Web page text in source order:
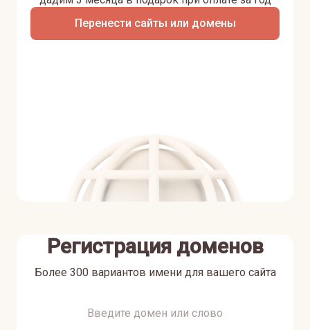
Перенести сайты или домены
Регистрация доменов
Более 300 вариантов имени для вашего сайта